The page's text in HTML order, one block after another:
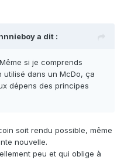
a dit :
si je comprends
dans un McDo, ça
dépens des principes
soit rendu possible, même
nouvelle.
peu et qui oblige à